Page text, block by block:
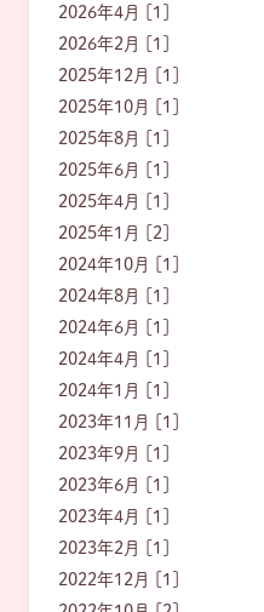
2026年4月 [1]
2026年2月 [1]
2025年12月 [1]
2025年10月 [1]
2025年8月 [1]
2025年6月 [1]
2025年4月 [1]
2025年1月 [2]
2024年10月 [1]
2024年8月 [1]
2024年6月 [1]
2024年4月 [1]
2024年1月 [1]
2023年11月 [1]
2023年9月 [1]
2023年6月 [1]
2023年4月 [1]
2023年2月 [1]
2022年12月 [1]